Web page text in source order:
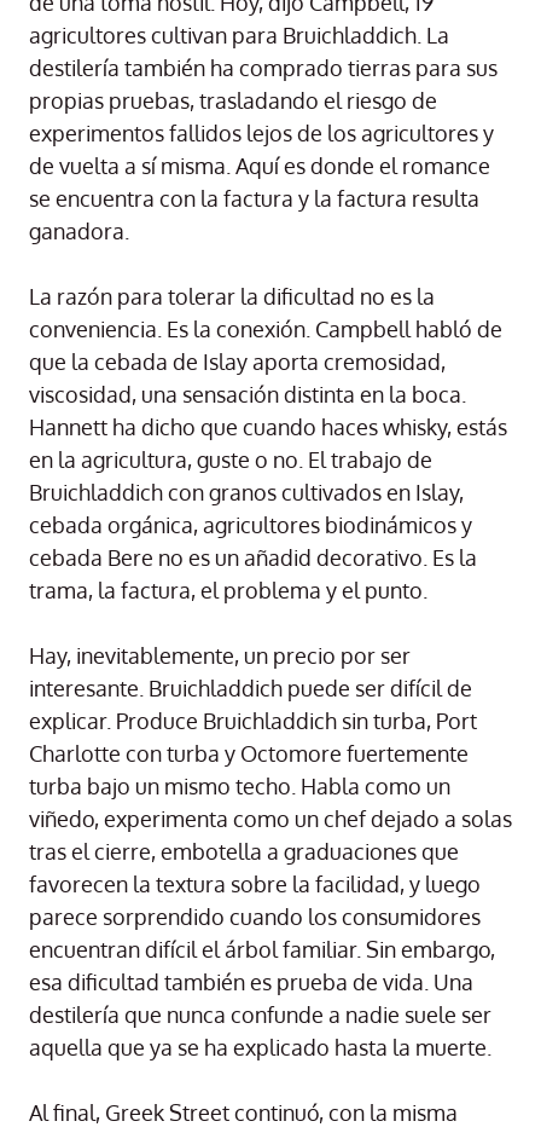
agricultores cultivan para Bruichladdich. La
destilería también ha comprado tierras para sus
propias pruebas, trasladando el riesgo de
experimentos fallidos lejos de los agricultores y
de vuelta a sí misma. Aquí es donde el romance
se encuentra con la factura y la factura resulta
ganadora.
La razón para tolerar la dificultad no es la
conveniencia. Es la conexión. Campbell habló de
que la cebada de Islay aporta cremosidad,
viscosidad, una sensación distinta en la boca.
Hannett ha dicho que cuando haces whisky, estás
en la agricultura, guste o no. El trabajo de
Bruichladdich con granos cultivados en Islay,
cebada orgánica, agricultores biodinámicos y
cebada Bere no es un añadid decorativo. Es la
trama, la factura, el problema y el punto.
Hay, inevitablemente, un precio por ser
interesante. Bruichladdich puede ser difícil de
explicar. Produce Bruichladdich sin turba, Port
Charlotte con turba y Octomore fuertemente
turba bajo un mismo techo. Habla como un
viñedo, experimenta como un chef dejado a solas
tras el cierre, embotella a graduaciones que
favorecen la textura sobre la facilidad, y luego
parece sorprendido cuando los consumidores
encuentran difícil el árbol familiar. Sin embargo,
esa dificultad también es prueba de vida. Una
destilería que nunca confunde a nadie suele ser
aquella que ya se ha explicado hasta la muerte.
Al final, Greek Street continuó, con la misma